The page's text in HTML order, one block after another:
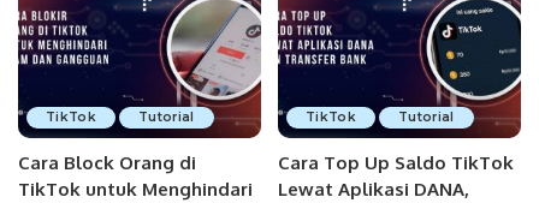
TikTok Tutorial
Cara Block Orang di
TikTok untuk Menghindari
TikTok Tutorial
Cara Top Up Saldo TikTok
Lewat Aplikasi DANA,